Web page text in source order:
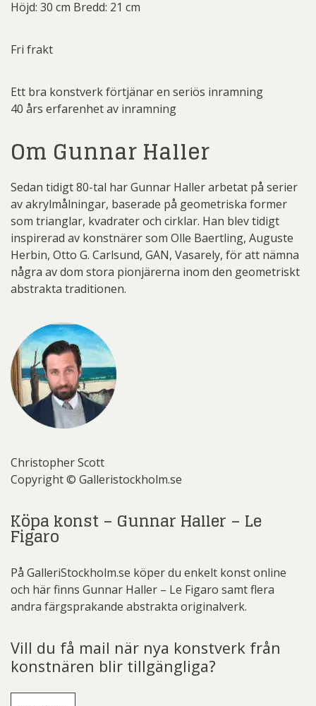
Höjd: 30 cm Bredd: 21 cm
Fri frakt
Ett bra konstverk förtjänar en seriös inramning
40 års erfarenhet av inramning
Om Gunnar Haller
Sedan tidigt 80-tal har Gunnar Haller arbetat på serier
av akrylmålningar, baserade på geometriska former
som trianglar, kvadrater och cirklar. Han blev tidigt
inspirerad av konstnärer som Olle Baertling, Auguste
Herbin, Otto G. Carlsund, GAN, Vasarely, för att nämna
några av dom stora pionjärerna inom den geometriskt
abstrakta traditionen.
Christopher Scott
Copyright © Galleristockholm.se
Köpa konst – Gunnar Haller – Le
Figaro
På GalleriStockholm.se köper du enkelt konst online
och här finns Gunnar Haller – Le Figaro samt flera
andra färgsprakande abstrakta originalverk.
Vill du få mail när nya konstverk från
konstnären blir tillgängliga?